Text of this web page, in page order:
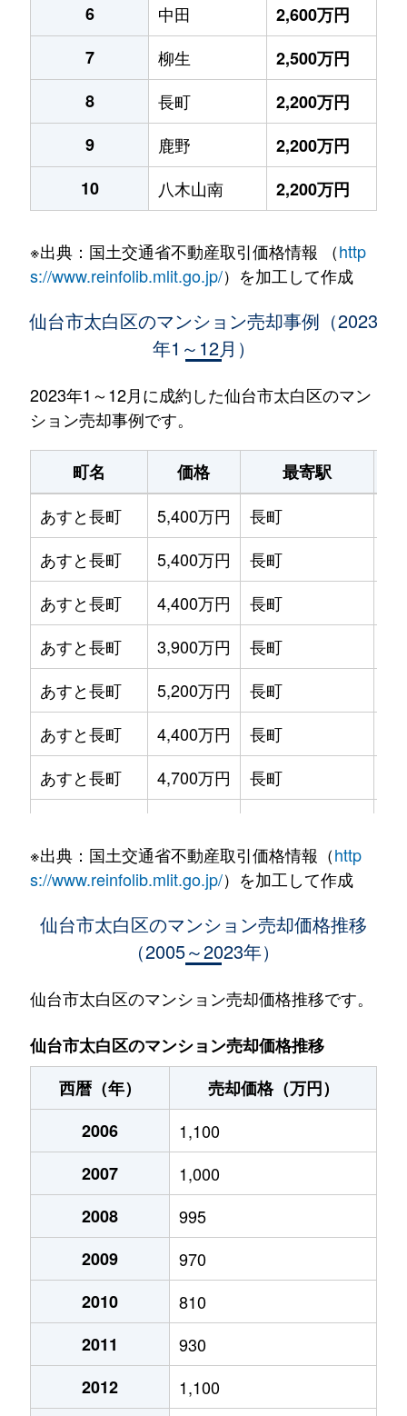
6
中田
2,600万円
7
柳生
2,500万円
8
長町
2,200万円
9
鹿野
2,200万円
10
八木山南 2,200万円
※出典：国土交通省不動産取引価格情報 （http
s://www.reinfolib.mlit.go.jp/）を加工して作成
仙台市太白区のマンション売却事例（2023
年1～12月）
2023年1～12月に成約した仙台市太白区のマン
ション売却事例です。
町名 価格
最寄駅
あすと長町
5,400万円 長町
あすと長町
5,400万円 長町
あすと長町
4,400万円 長町
あすと長町
3,900万円 長町
あすと長町
5,200万円 長町
あすと長町
4,400万円 長町
あすと長町
4,700万円 長町
あすと長町
4,200万円 長町
1,500万円 長町南
泉崎
720万円 長町南
大野田
4,200万円 富沢
鹿野
2,200万円 長町南
2,200万円
3,300万円
2,300万円
1,900万円
2,000万円
1,500万円
1,800万円
※出典：国土交通省不動産取引価格情報（http
s://www.reinfolib.mlit.go.jp/）を加工して作成
仙台市太白区のマンション売却価格推移
（2005～2023年）
仙台市太白区のマンション売却価格推移です。
仙台市太白区のマンション売却価格推移
西暦（年）
売却価格（万円）
2006
1,100
2007
1,000
2008
995
2009
970
2010
810
2011
930
2012
1,100